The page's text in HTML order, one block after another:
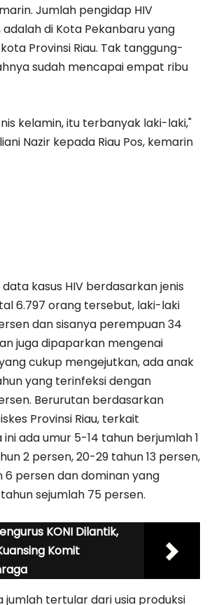
Jumlah pengidap HIV
adalah di Kota Pekanbaru yang
Provinsi Riau. Tak tanggung-
sudah mencapai empat ribu
kelamin, itu terbanyak laki-laki,"
Nazir kepada Riau Pos, kemarin
data kasus HIV berdasarkan jenis
6.797 orang tersebut, laki-laki
dan sisanya perempuan 34
juga dipaparkan mengenai
cukup mengejutkan, ada anak
yang terinfeksi dengan
Berurutan berdasarkan
Provinsi Riau, terkait
ada umur 5-14 tahun berjumlah 1
2 persen, 20-29 tahun 13 persen,
6 persen dan dominan yang
sejumlah 75 persen.
KONI Dilantik,
Komit
jumlah tertular dari usia produksi